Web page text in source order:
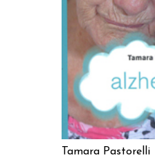
Tamara Pastorelli